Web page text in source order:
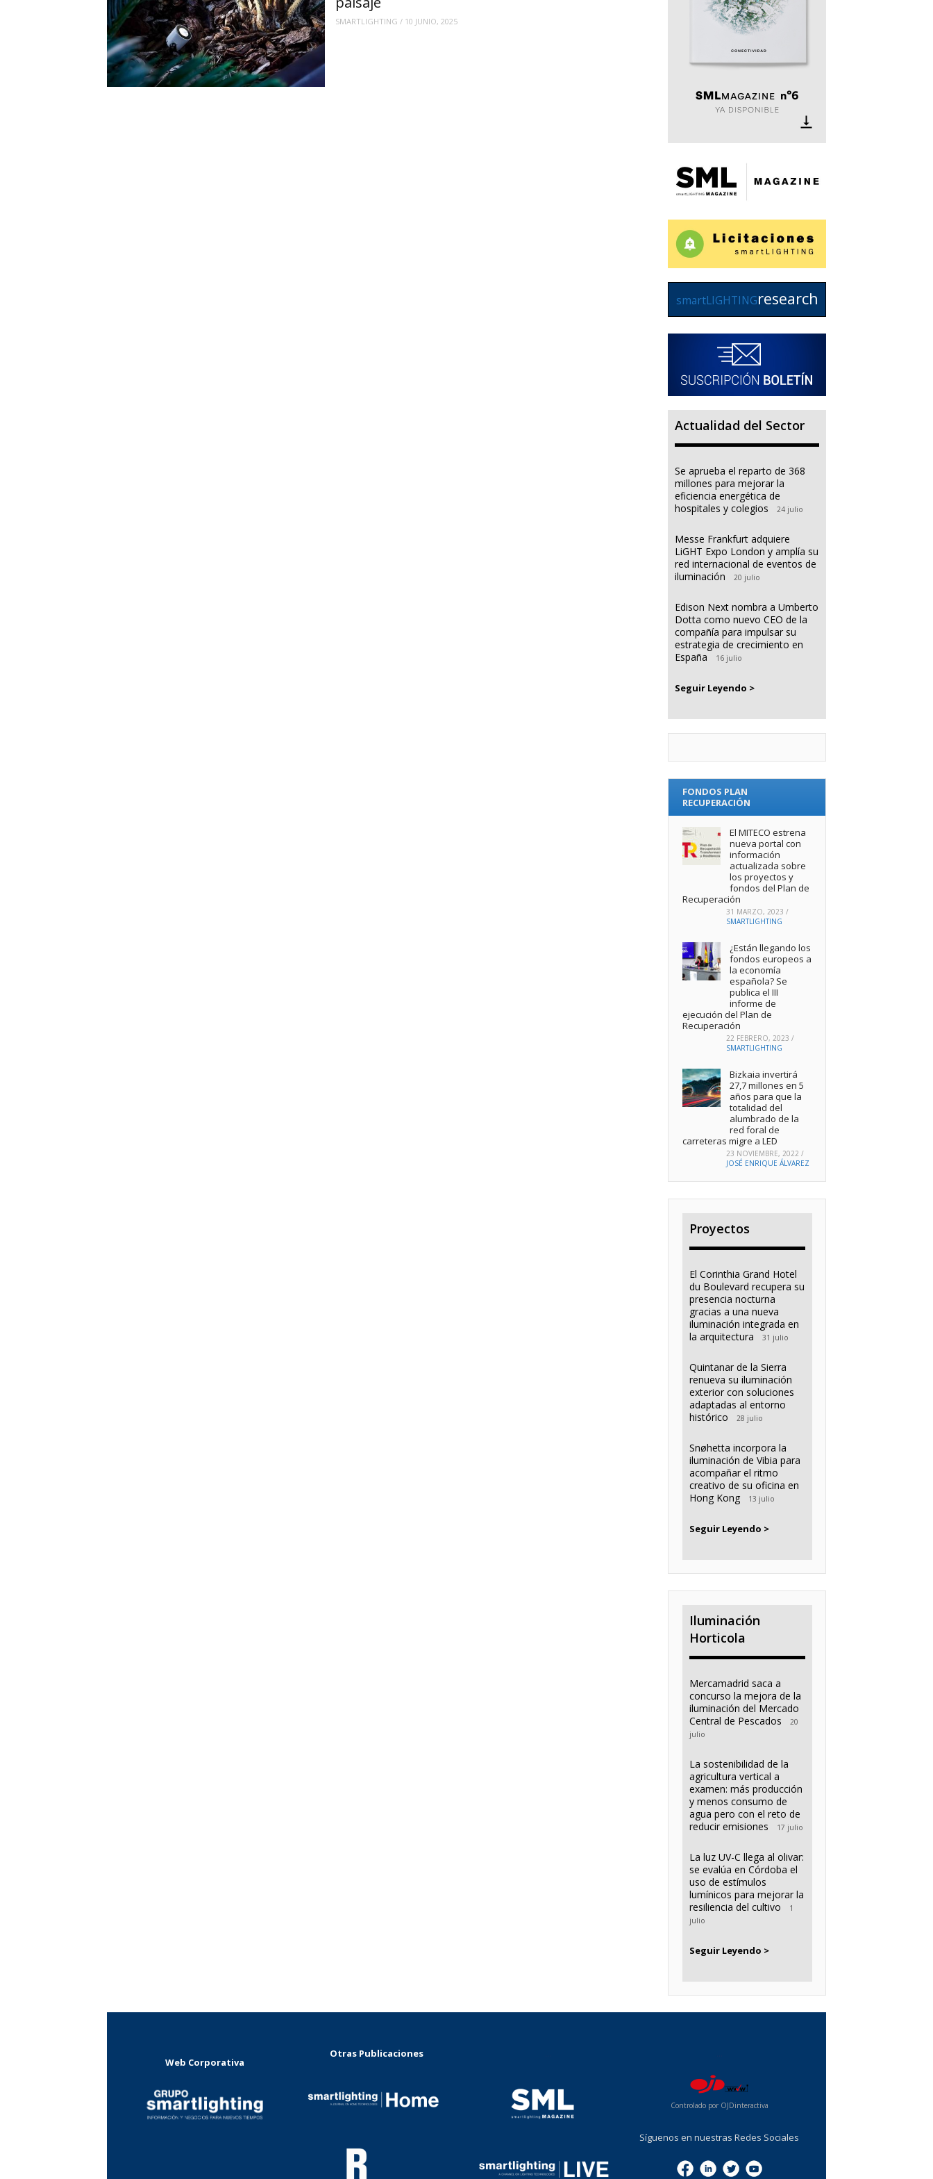
SMARTLIGHTING / 10 JUNIO, 2025
smartLIGHTINGresearch
Actualidad del Sector
Se aprueba el reparto de 368
millones para mejorar la
eficiencia energética de
hospitales y colegios
24 julio
Messe Frankfurt adquiere
LiGHT Expo London y amplía su
red internacional de eventos de
iluminación
20 julio
Edison Next nombra a Umberto
Dotta como nuevo CEO de la
compañía para impulsar su
estrategia de crecimiento en
España
16 julio
Seguir Leyendo >
FONDOS PLAN
RECUPERACIÓN
El MITECO estrena
nueva portal con
información
actualizada sobre
los proyectos y
fondos del Plan de
Recuperación
31 MARZO, 2023 /
SMARTLIGHTING
¿Están llegando los
fondos europeos a
la economía
española? Se
publica el III
informe de
ejecución del Plan de
Recuperación
22 FEBRERO, 2023 /
SMARTLIGHTING
Bizkaia invertirá
27,7 millones en 5
años para que la
totalidad del
alumbrado de la
red foral de
carreteras migre a LED
23 NOVIEMBRE, 2022 /
JOSÉ ENRIQUE ÁLVAREZ
Proyectos
El Corinthia Grand Hotel
du Boulevard recupera su
presencia nocturna
gracias a una nueva
iluminación integrada en
la arquitectura
31 julio
Quintanar de la Sierra
renueva su iluminación
exterior con soluciones
adaptadas al entorno
histórico
28 julio
Snøhetta incorpora la
iluminación de Vibia para
acompañar el ritmo
creativo de su oficina en
Hong Kong
13 julio
Seguir Leyendo >
Iluminación
Horticola
Mercamadrid saca a
concurso la mejora de la
iluminación del Mercado
Central de Pescados
20
julio
La sostenibilidad de la
agricultura vertical a
examen: más producción
y menos consumo de
agua pero con el reto de
reducir emisiones
17 julio
La luz UV-C llega al olivar:
se evalúa en Córdoba el
uso de estímulos
lumínicos para mejorar la
resiliencia del cultivo
1
julio
Seguir Leyendo >
Web Corporativa
Otras Publicaciones
Controlado por OJDinteractiva
Síguenos en nuestras Redes Sociales